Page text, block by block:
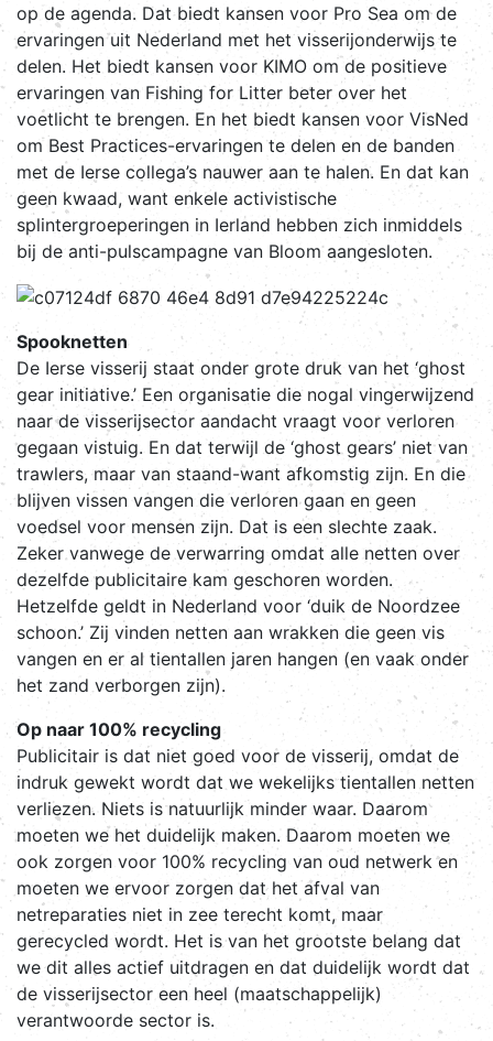
op de agenda. Dat biedt kansen voor Pro Sea om de
ervaringen uit Nederland met het visserijonderwijs te
delen. Het biedt kansen voor KIMO om de positieve
ervaringen van Fishing for Litter beter over het
voetlicht te brengen. En het biedt kansen voor VisNed
om Best Practices-ervaringen te delen en de banden
met de Ierse collega’s nauwer aan te halen. En dat kan
geen kwaad, want enkele activistische
splintergroeperingen in Ierland hebben zich inmiddels
bij de anti-pulscampagne van Bloom aangesloten.
Spooknetten
De Ierse visserij staat onder grote druk van het ‘ghost
gear initiative.’ Een organisatie die nogal vingerwijzend
naar de visserijsector aandacht vraagt voor verloren
gegaan vistuig. En dat terwijl de ‘ghost gears’ niet van
trawlers, maar van staand-want afkomstig zijn. En die
blijven vissen vangen die verloren gaan en geen
voedsel voor mensen zijn. Dat is een slechte zaak.
Zeker vanwege de verwarring omdat alle netten over
dezelfde publicitaire kam geschoren worden.
Hetzelfde geldt in Nederland voor ‘duik de Noordzee
schoon.’ Zij vinden netten aan wrakken die geen vis
vangen en er al tientallen jaren hangen (en vaak onder
het zand verborgen zijn).
Op naar 100% recycling
Publicitair is dat niet goed voor de visserij, omdat de
indruk gewekt wordt dat we wekelijks tientallen netten
verliezen. Niets is natuurlijk minder waar. Daarom
moeten we het duidelijk maken. Daarom moeten we
ook zorgen voor 100% recycling van oud netwerk en
moeten we ervoor zorgen dat het afval van
netreparaties niet in zee terecht komt, maar
gerecycled wordt. Het is van het grootste belang dat
we dit alles actief uitdragen en dat duidelijk wordt dat
de visserijsector een heel (maatschappelijk)
verantwoorde sector is.